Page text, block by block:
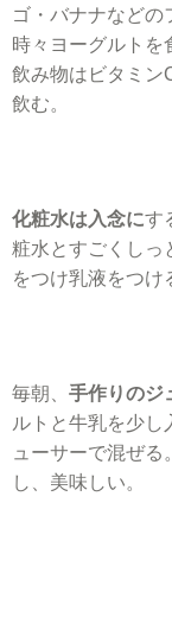
ゴ・バナナなどの
時々ヨーグルトを
飲み物はビタミン
飲む。
化粧水は入念にす
粧水とすごくしっ
をつけ乳液をつけ
毎朝、 手作りのジ
ルトと牛乳を少し
ューサーで混ぜ
し、美味しい。